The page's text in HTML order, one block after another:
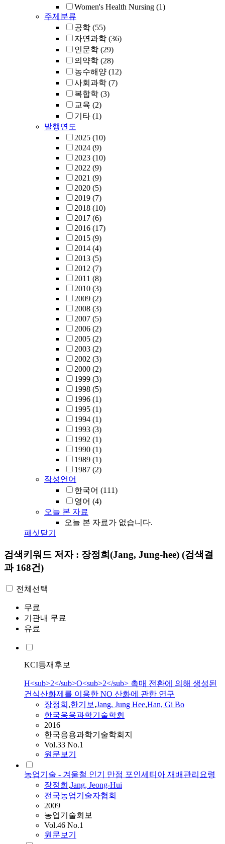
Women's Health Nursing (1)
주제분류
공학 (55)
자연과학 (36)
인문학 (29)
의약학 (28)
농수해양 (12)
사회과학 (7)
복합학 (3)
교육 (2)
기타 (1)
발행연도
2025 (10)
2024 (9)
2023 (10)
2022 (9)
2021 (9)
2020 (5)
2019 (7)
2018 (10)
2017 (6)
2016 (17)
2015 (9)
2014 (4)
2013 (5)
2012 (7)
2011 (8)
2010 (3)
2009 (2)
2008 (3)
2007 (5)
2006 (2)
2005 (2)
2003 (2)
2002 (3)
2000 (2)
1999 (3)
1998 (5)
1996 (1)
1995 (1)
1994 (1)
1993 (3)
1992 (1)
1990 (1)
1989 (1)
1987 (2)
작성언어
한국어 (111)
영어 (4)
오늘 본 자료
오늘 본 자료가 없습니다.
패싯닫기
검색키워드 저자 : 장정희(Jang, Jung-hee) (검색결
과 168건)
전체선택
무료
기관내 무료
유료
KCI등재후보
H<sub>2</sub>O<sub>2</sub> 촉매 전환에 의해 생성된
건식산화제를 이용한 NO 산화에 관한 연구
장정희 ,한기보,Jang, Jung Hee,Han, Gi Bo
한국응용과학기술학회
2016
한국응용과학기술학회지
Vol.33 No.1
원문보기
농업기술 - 겨울철 인기 만점 포인세티아 재배관리요령
장정희 ,Jang, Jeong-Hui
전국농업기술자협회
2009
농업기술회보
Vol.46 No.1
원문보기